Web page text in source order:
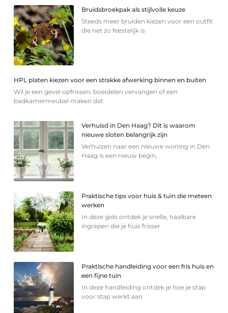
Bruidsbroekpak als stijlvolle keuze
Steeds meer bruiden kiezen voor een outfit
die net zo feestelijk is
HPL platen kiezen voor een strakke afwerking binnen en buiten
Wil je een gevel opfrissen, boeidelen vervangen of een
badkamermeubel maken dat
Verhuisd in Den Haag? Dit is waarom
nieuwe sloten belangrijk zijn
Verhuizen naar een nieuwe woning in Den
Haag is een nieuw begin,
Praktische tips voor huis & tuin die meteen
werken
In deze gids ontdek je snelle, haalbare
ingrepen die je huis frisser
Praktische handleiding voor een fris huis en
een fijne tuin
In deze handleiding ontdek je hoe je stap
voor stap werkt aan